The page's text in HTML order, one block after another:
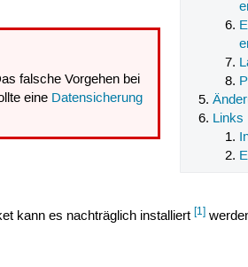
Links
falsche Vorgehen bei
eine Datensicherung
kann es nachträglich installiert[1]